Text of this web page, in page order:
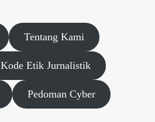
Tentang Kami
Kode Etik Jurnalistik
Pedoman Cyber